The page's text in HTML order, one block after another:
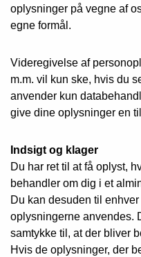
oplysninger på vegne af
egne formål.
Videregivelse af
m.m. vil kun ske, hvis du
anvender kun
give dine oplysninger en
Indsigt og klager
Du har ret til at få oplyst,
behandler om dig i et
Du kan desuden til
oplysningerne anvendes.
samtykke til, at der bliver
Hvis de oplysninger, der